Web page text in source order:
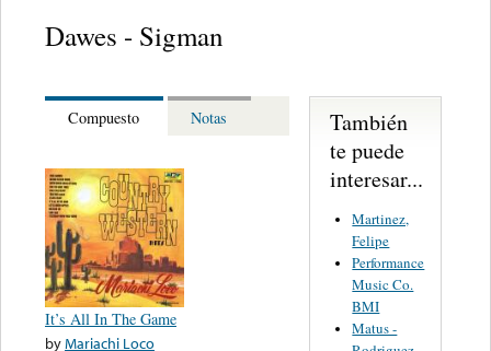
Dawes - Sigman
Compuesto Notas
It’s All In The Game
byMariachi Loco
También
te puede
interesar...
Martinez,
Felipe
Performance
Music Co.
BMI
Matus -